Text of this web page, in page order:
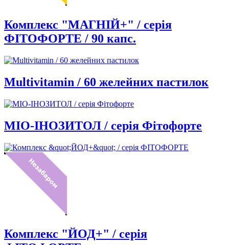
Комплекс "МАГНІЙ+" / серія
ФІТОФОРТЕ / 90 капс.
Multivitamin / 60 желейних пастилок
МІО-ІНОЗИТОЛ / серія Фітофорте
Комплекс "ЙОД+" / серія